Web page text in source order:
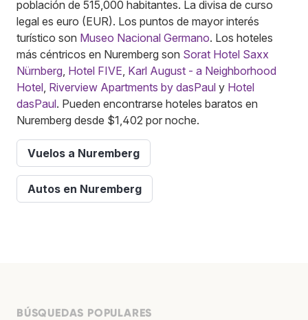
población de 515,000 habitantes. La divisa de curso
legal es euro (EUR). Los puntos de mayor interés
turístico son Museo Nacional Germano. Los hoteles
más céntricos en Nuremberg son Sorat Hotel Saxx
Nürnberg Hotel FIVE Karl August - a Neighborhood
Hotel Riverview Apartments by dasPaul y Hotel
dasPaul. Pueden encontrarse hoteles baratos en
Nuremberg desde $1,402 por noche.
Vuelos a Nuremberg
Autos en Nuremberg
BÚSQUEDAS POPULARES